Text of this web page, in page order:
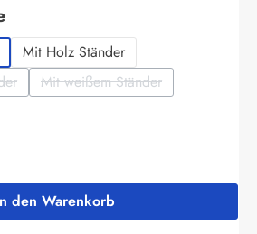
auswählen
Mit Holz Ständer
ist zurzeit nicht verfügbar.)
Mit weißem Ständer
(Diese Option ist zurzeit
Gib den gewünschten
den Warenkorb